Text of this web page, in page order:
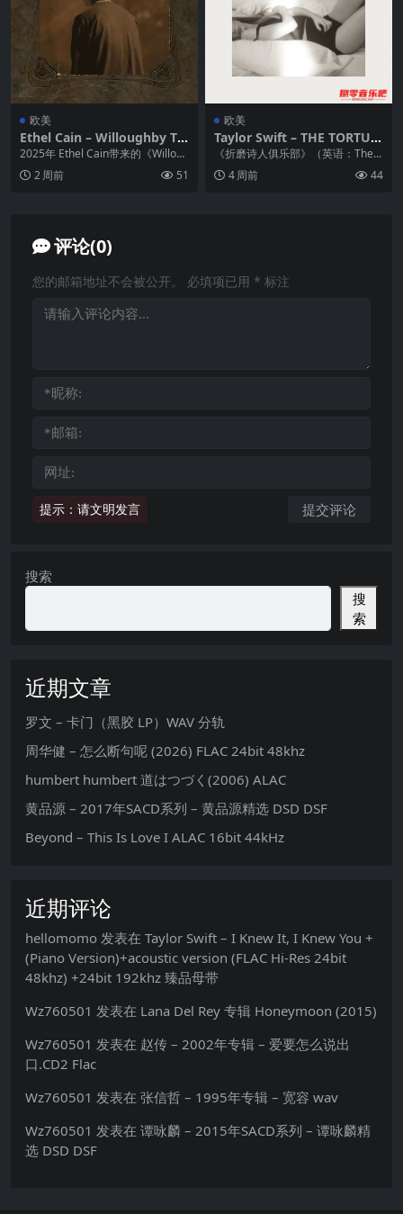
欧美
Ethel Cain – Willoughby Tu
cker, I’ll Always Love You 2
025 FLAC Hi-Res 24bit 192k
Hz
2025年 Ethel Cain带来的《Willoug
hby Tucker, I...
2 周前 51
欧美
Taylor Swift – THE TORTUR
ED POETS DEPARTMENT 20
24 – FLAC 48kHz 24bit – Hi
veMusic 已刮削
《折磨诗人俱乐部》（英语：The T
ortured Poets Departme...
4 周前 44
评论(0)
提示：请文明发言
您的邮箱地址不会被公开。 必填项已用 * 标注
搜索
搜
索
近期文章
罗文 – 卡门（黑胶 LP）WAV 分轨
周华健 – 怎么断句呢 (2026) FLAC 24bit 48khz
humbert humbert 道はつづく(2006) ALAC
黄品源 – 2017年SACD系列 – 黄品源精选 DSD DSF
Beyond – This Is Love I ALAC 16bit 44kHz
近期评论
hellomomo 发表在 Taylor Swift – I Knew It, I Knew You +
(Piano Version)+acoustic version (FLAC Hi-Res 24bit
48khz) +24bit 192khz 臻品母带
Wz760501 发表在 Lana Del Rey 专辑 Honeymoon (2015)
Wz760501 发表在 赵传 – 2002年专辑 – 爱要怎么说出
口.CD2 Flac
Wz760501 发表在 张信哲 – 1995年专辑 – 宽容 wav
Wz760501 发表在 谭咏麟 – 2015年SACD系列 – 谭咏麟精
选 DSD DSF